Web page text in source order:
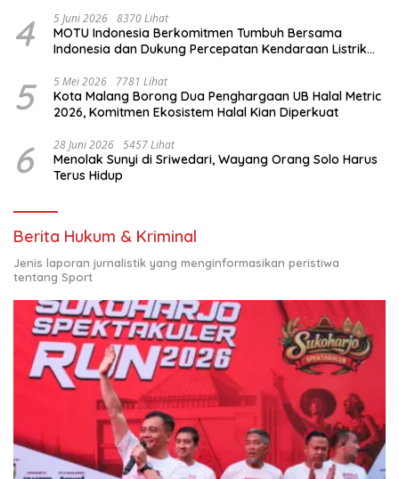
4 5 Juni 2026 8370 Lihat
MOTU Indonesia Berkomitmen Tumbuh Bersama
Indonesia dan Dukung Percepatan Kendaraan Listrik
5 5 Mei 2026 7781 Lihat
Kota Malang Borong Dua Penghargaan UB Halal Metric
2026, Komitmen Ekosistem Halal Kian Diperkuat
6 28 Juni 2026 5457 Lihat
Menolak Sunyi di Sriwedari, Wayang Orang Solo Harus
Terus Hidup
Berita Hukum & Kriminal
Jenis laporan jurnalistik yang menginformasikan peristiwa
tentang Sport